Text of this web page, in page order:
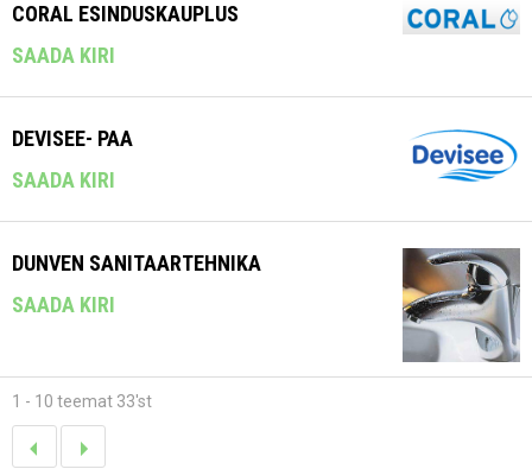
CORAL ESINDUSKAUPLUS
SAADA KIRI
DEVISEE- PAA
SAADA KIRI
DUNVEN SANITAARTEHNIKA
SAADA KIRI
1 - 10 teemat 33'st